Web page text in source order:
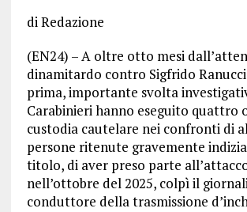
di Redazione
(EN24) – A oltre otto mesi
dinamitardo contro Sigfrido
prima, importante svolta
Carabinieri hanno eseguito quattro
custodia cautelare nei confronti di
persone ritenute gravemente
titolo, di aver preso parte
nell’ottobre del 2025, colpì il
conduttore della trasmissione